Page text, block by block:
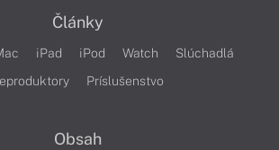
Články
iPad iPod Watch
Slúchadlá
Príslušenstvo
Obsah